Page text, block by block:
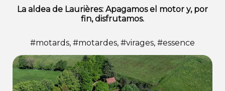
La aldea de Laurières: Apagamos el motor y, por
fin, disfrutamos.
#motards, #motardes, #virages, #essence